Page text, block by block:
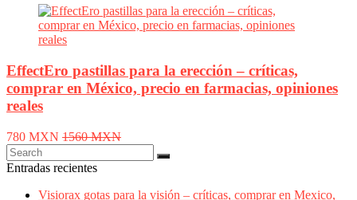
EffectEro pastillas para la erección – críticas,
comprar en México, precio en farmacias, opiniones
reales
780 MXN 1560 MXN
Entradas recientes
Visiorax gotas para la visión – críticas, comprar en Mexico,